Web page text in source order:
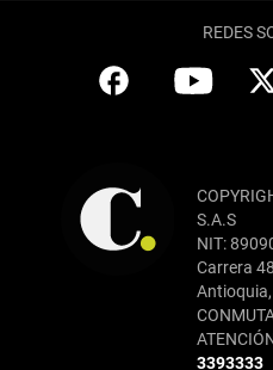
REDES
S.A.S
NIT:
Carrera
3393333